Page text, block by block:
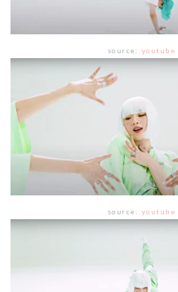
source: youtube
source: youtube